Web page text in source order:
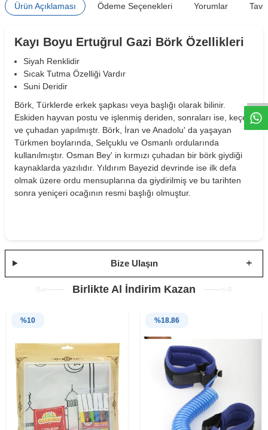
Ürün Açıklaması Ödeme Seçenekleri Yorumlar
Kayı Boyu Ertuğrul Gazi Börk Özellikleri
Siyah Renklidir
Sıcak Tutma Özelliği Vardır
Suni Deridir
Börk, Türklerde erkek şapkası veya başlığı olarak bilinir.
Eskiden hayvan postu ve işlenmiş deriden, sonraları ise, keçe
ve çuhadan yapılmıştr. Börk, İran ve Anadolu' da yaşayan
Türkmen boylarında, Selçuklu ve Osmanlı ordularında
kullanılmıştır. Osman Bey' in kırmızı çuhadan bir börk giydiği
kaynaklarda yazılıdır. Yıldırım Bayezid devrinde ise ilk defa
olmak üzere ordu mensuplarına da giydirilmiş ve bu tarihten
sonra yeniçeri ocağının resmi başlığı olmuştur.
Bize Ulaşın
Birlikte Al İndirim Kazan
%10 %18.86